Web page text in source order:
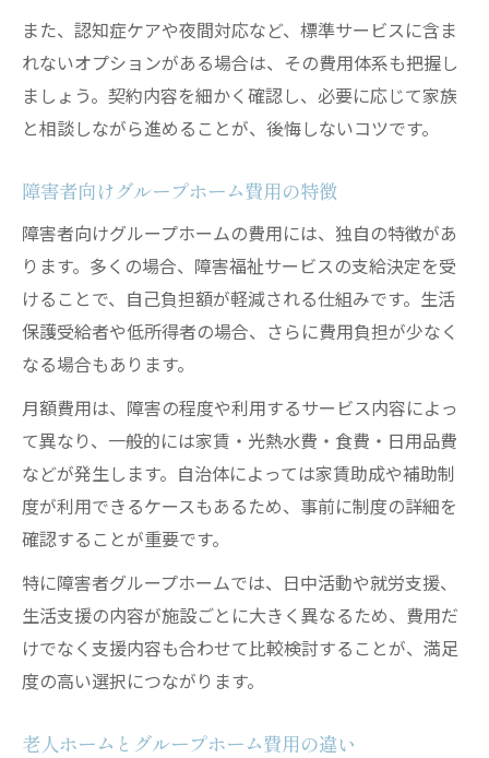
また、認知症ケアや夜間対応など、標準サービスに含ま
れないオプションがある場合は、その費用体系も把握し
ましょう。契約内容を細かく確認し、必要に応じて家族
と相談しながら進めることが、後悔しないコツです。
障害者向けグループホーム費用の特徴
障害者向けグループホームの費用には、独自の特徴があ
ります。多くの場合、障害福祉サービスの支給決定を受
けることで、自己負担額が軽減される仕組みです。生活
保護受給者や低所得者の場合、さらに費用負担が少なく
なる場合もあります。
月額費用は、障害の程度や利用するサービス内容によっ
て異なり、一般的には家賃・光熱水費・食費・日用品費
などが発生します。自治体によっては家賃助成や補助制
度が利用できるケースもあるため、事前に制度の詳細を
確認することが重要です。
特に障害者グループホームでは、日中活動や就労支援、
生活支援の内容が施設ごとに大きく異なるため、費用だ
けでなく支援内容も合わせて比較検討することが、満足
度の高い選択につながります。
老人ホームとグループホーム費用の違い